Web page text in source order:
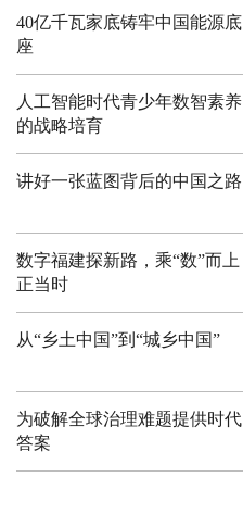
40亿千瓦家底铸牢中国能源底
座
人工智能时代青少年数智素养
的战略培育
讲好一张蓝图背后的中国之路
数字福建探新路，乘“数”而上
正当时
从“乡土中国”到“城乡中国”
为破解全球治理难题提供时代
答案